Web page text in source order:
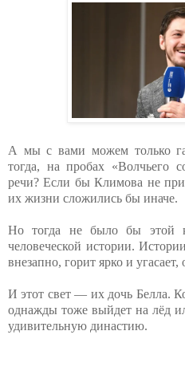
А мы с вами можем только
тогда, на пробах «Волчьего
речи? Если бы Климова не
их жизни сложились бы иначе.
Но тогда не было бы этой
человеческой истории.
внезапно, горит ярко и угасает,
И этот свет — их дочь Белла.
однажды тоже выйдет на лёд
удивительную династию.